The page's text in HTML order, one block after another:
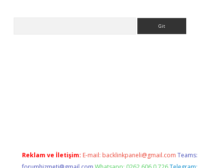
Reklam ve İletişim: E-mail: backlinkpaneli@gmail.com Teams: